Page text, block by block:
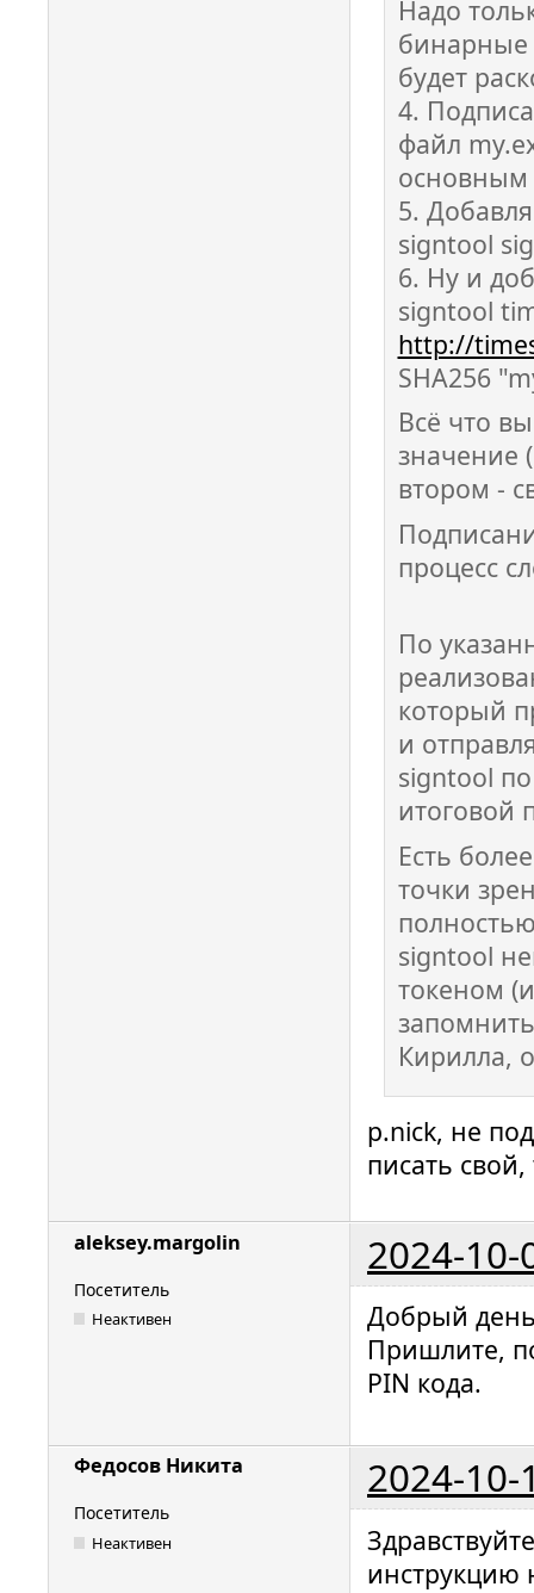
Надо
бинарные
будет
4.
файл
5.
signtool
6. Ну и
signtool
http://
SHA256
Всё что
значение
втором -
процесс
По
который
и
signtool
итоговой
Есть
точки
signtool
токеном
Кирилла,
p.nick, не
писать свой,
aleksey.margolin 2024-10-
Посетитель
Неактивен
Добрый
Пришлите,
PIN кода.
Федосов Никита 2024-10-
Посетитель
Неактивен
инструкцию